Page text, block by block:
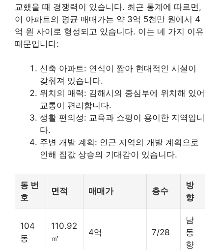
교했을 때 경쟁력이 있습니다. 최근 통계에 따르면,
이 아파트의 평균 매매가는 약 3억 5천만 원에서 4
억 원 사이로 형성되고 있습니다. 이는 네 가지 이유
때문입니다:
신축 아파트: 연식이 짧아 현대적인 시설이
갖춰져 있습니다.
위치의 매력: 김해시의 중심부에 위치해 있어
교통이 편리합니다.
생활 편의성: 교육과 쇼핑이 용이한 지역입니
다.
주변 개발 계획: 인근 지역의 개발 계획으로
인해 집값 상승의 기대감이 있습니다.
동 번
호
면적 매매가 층수
방
향
104
동
110.92
㎡
4억 7/28
남
동
향